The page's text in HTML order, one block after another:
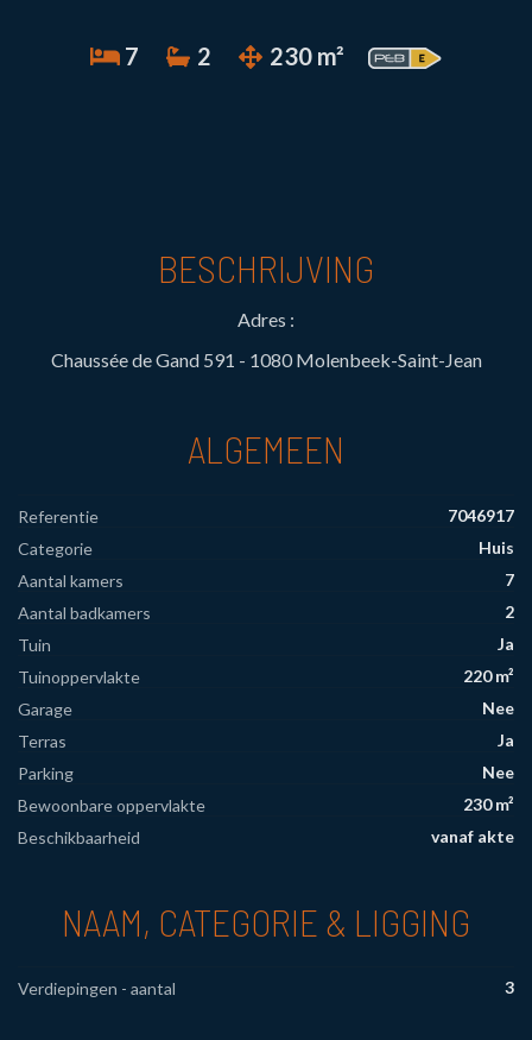
7 2 230 m²
BESCHRIJVING
Adres :
Chaussée de Gand 591 - 1080 Molenbeek-Saint-Jean
ALGEMEEN
Referentie
7046917
Categorie
Huis
Aantal kamers
7
Aantal badkamers
2
Tuin
Ja
Tuinoppervlakte
220 m²
Garage
Nee
Terras
Ja
Parking
Nee
Bewoonbare oppervlakte
230 m²
Beschikbaarheid
vanaf akte
NAAM, CATEGORIE & LIGGING
Verdiepingen - aantal 3